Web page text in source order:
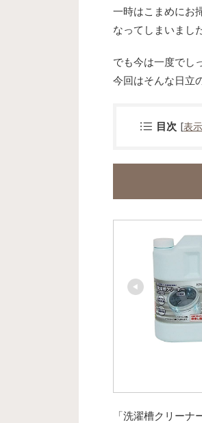
一時はこまめにお
なってしまいました
でも今は一度でし
今回はそんな日立
目次 [表示
「洗濯槽クリー